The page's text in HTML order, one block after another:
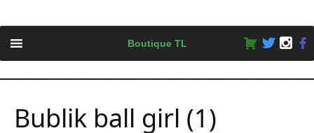
content
Boutique TL
Bublik ball girl (1)